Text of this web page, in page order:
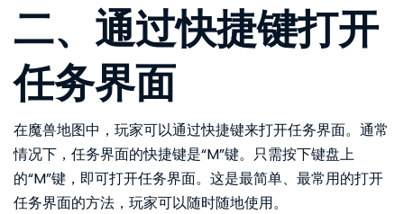
二、通过快捷键打开
任务界面
在魔兽地图中，玩家可以通过快捷键来打开任务界面。通常
情况下，任务界面的快捷键是“M”键。只需按下键盘上
的“M”键，即可打开任务界面。这是最简单、最常用的打开
任务界面的方法，玩家可以随时随地使用。